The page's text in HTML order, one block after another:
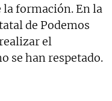
la formación. En la
de Podemos
el
se han respetado.